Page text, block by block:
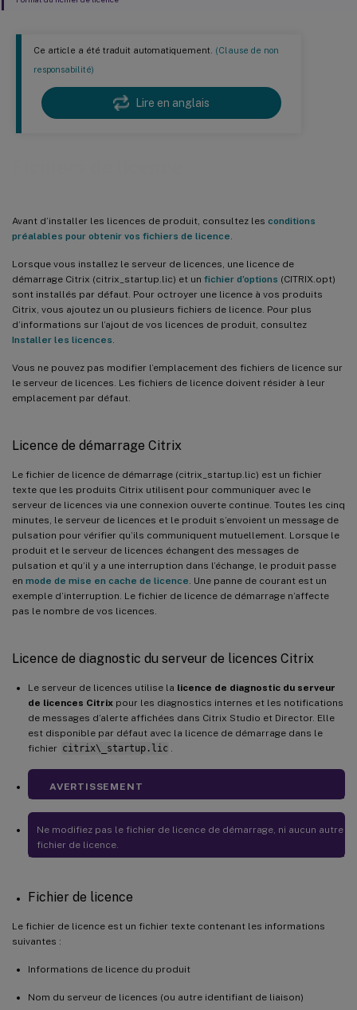
Ce article a été traduit automatiquement. (Clause de non
responsabilité)
Lire en anglais
Avant d’installer les licences de produit, consultez les conditions
préalables pour obtenir vos fichiers de licence
Lorsque vous installez le serveur de licences, une licence de
démarrage Citrix (citrix_startup.lic) et un fichier d’options (CITRIX.opt)
sont installés par défaut. Pour octroyer une licence à vos produits
Citrix, vous ajoutez un ou plusieurs fichiers de licence. Pour plus
d’informations sur l’ajout de vos licences de produit, consultez
Installer les licences
Vous ne pouvez pas modifier l’emplacement des fichiers de licence sur
le serveur de licences. Les fichiers de licence doivent résider à leur
emplacement par défaut.
Licence de démarrage Citrix
Le fichier de licence de démarrage (citrix_startup.lic) est un fichier
texte que les produits Citrix utilisent pour communiquer avec le
serveur de licences via une connexion ouverte continue. Toutes les cinq
minutes, le serveur de licences et le produit s’envoient un message de
pulsation pour vérifier qu’ils communiquent mutuellement. Lorsque le
produit et le serveur de licences échangent des messages de
pulsation et qu’il y a une interruption dans l’échange, le produit passe
en mode de mise en cache de licence . Une panne de courant est un
exemple d’interruption. Le fichier de licence de démarrage n’affecte
pas le nombre de vos licences.
Licence de diagnostic du serveur de licences Citrix
Le serveur de licences utilise la licence de diagnostic du serveur
de licences Citrix pour les diagnostics internes et les notifications
de messages d’alerte affichées dans Citrix Studio et Director. Elle
est disponible par défaut avec la licence de démarrage dans le
fichier citrix\_startup.lic
AVERTISSEMENT
Ne modifiez pas le fichier de licence de démarrage, ni aucun autre
fichier de licence.
Fichier de licence
Le fichier de licence est un fichier texte contenant les informations
suivantes :
Informations de licence du produit
Nom du serveur de licences (ou autre identifiant de liaison)